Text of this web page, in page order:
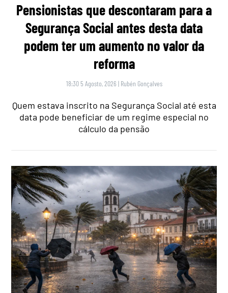
Pensionistas que descontaram para a
Segurança Social antes desta data
podem ter um aumento no valor da
reforma
18:30 5 Agosto, 2026 | Rubén Gonçalves
Quem estava inscrito na Segurança Social até esta
data pode beneficiar de um regime especial no
cálculo da pensão